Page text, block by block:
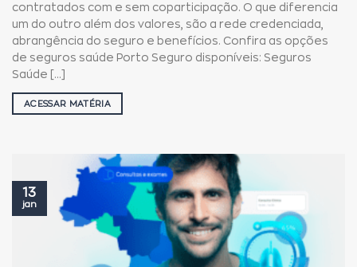
contratados com e sem coparticipação. O que diferencia
um do outro além dos valores, são a rede credenciada,
abrangência do seguro e benefícios. Confira as opções
de seguros saúde Porto Seguro disponíveis: Seguros
Saúde [...]
ACESSAR MATÉRIA
13
jan